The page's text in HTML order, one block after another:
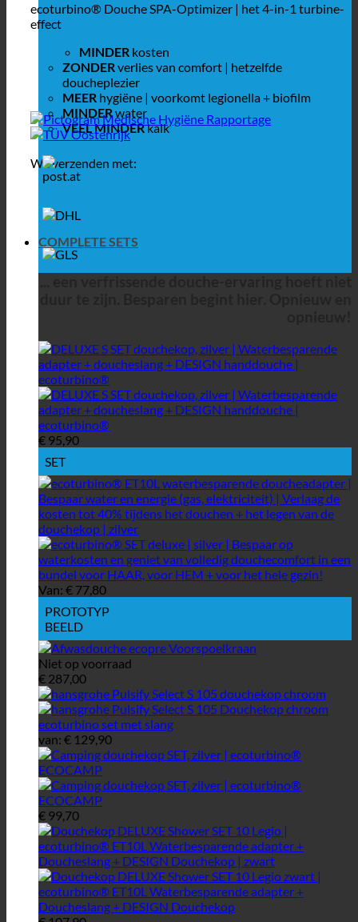
ecoturbino® Douche SPA-Optimizer | het 4-in-1 turbine-
effect
MINDERkosten
ZONDERverlies van comfort | hetzelfde
doucheplezier
MEER hygiëne | voorkomt legionella + biofilm
MINDERwater
VEEL MINDERkalk
We verzenden met:
COMPLETE SETS
€ 95,90
SET
Van: € 77,80
PROTOTYP
BEELD
Niet op voorraad
€ 287,00
van: € 129,90
€ 99,70